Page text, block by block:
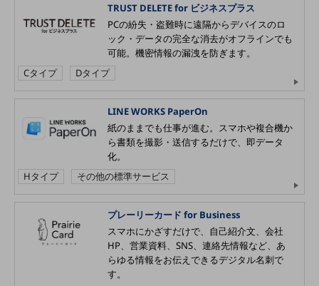
建設業
地域産業
その他の業界はこちら
ゲーム感覚で見つける
ビジネスお悩み診断
オンラインショップ
モバイル・ICTサービスをオンラインで
相談・申し込みができるバーチャルショップ
法人向けモバイルトップ
はじめての方へ
新規会員登録/ログインはこちら
100回線以上のお問い合わせ・お見積りはこちら
TRUST DELETE for ビジネスプラス
PCの紛失・盗難時に遠隔からデバイスのロ
ック・データの完全な消去がオフラインでも
可能。機密情報の漏洩を防ぎます。
Cタイプ
Dタイプ
LINE WORKS PaperOn
紙のままでも仕事が進む。スマホや複合機か
ら書類を撮影・送信するだけで、即データ
化。
Hタイプ
その他の標準サービス
プレーリーカード for Business
スマホにかざすだけで、自己紹介文、会社
HP、営業資料、SNS、連絡先情報など、あ
らゆる情報をお伝えできるデジタル名刺で
す。